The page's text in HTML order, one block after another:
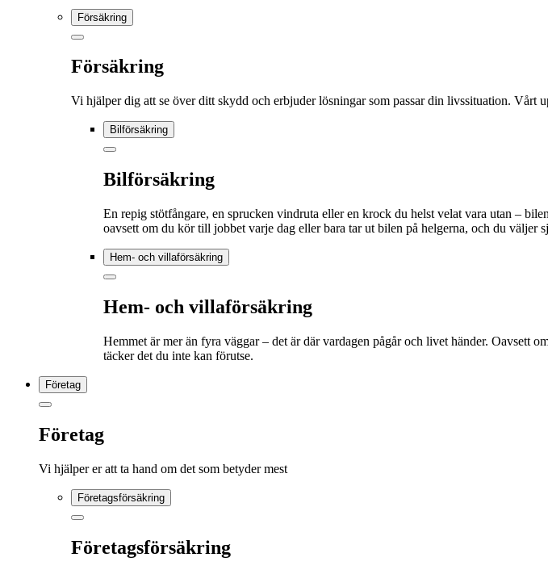
Försäkring
Försäkring
Vi hjälper dig att se över ditt skydd och erbjuder lösningar som passar din livssituation. Vårt
Bilförsäkring
Bilförsäkring
En repig stötfångare, en sprucken vindruta eller en krock du helst velat vara utan –
oavsett om du kör till jobbet varje dag eller bara tar ut bilen på helgerna, och du väljer
Hem- och villaförsäkring
Hem- och villaförsäkring
Hemmet är mer än fyra väggar – det är där vardagen pågår och livet händer. Oavsett
täcker det du inte kan förutse.
Företag
Företag
Vi hjälper er att ta hand om det som betyder mest
Företagsförsäkring
Företagsförsäkring